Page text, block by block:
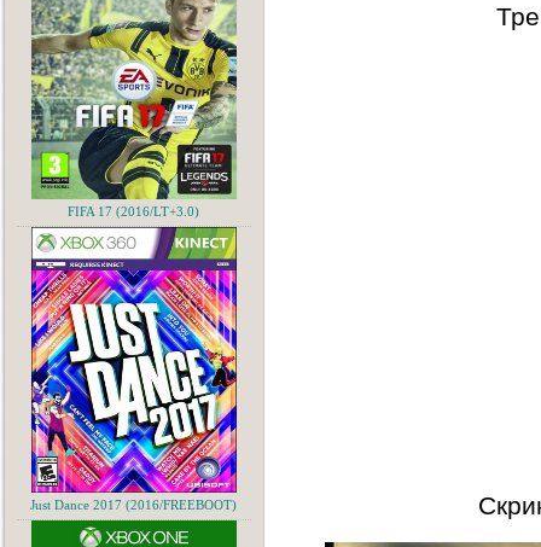
FIFA 17 (2016/LT+3.0)
Just Dance 2017 (2016/FREEBOOT)